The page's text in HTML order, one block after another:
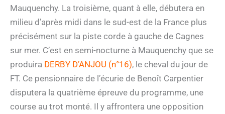
Mauquenchy. La troisième, quant à elle, débutera en
milieu d’après midi dans le sud-est de la France plus
précisément sur la piste corde à gauche de Cagnes
sur mer. C’est en semi-nocturne à Mauquenchy que se
produira DERBY D’ANJOU (n°16), le cheval du jour de
FT. Ce pensionnaire de l’écurie de Benoît Carpentier
disputera la quatrième épreuve du programme, une
course au trot monté. Il y affrontera une opposition